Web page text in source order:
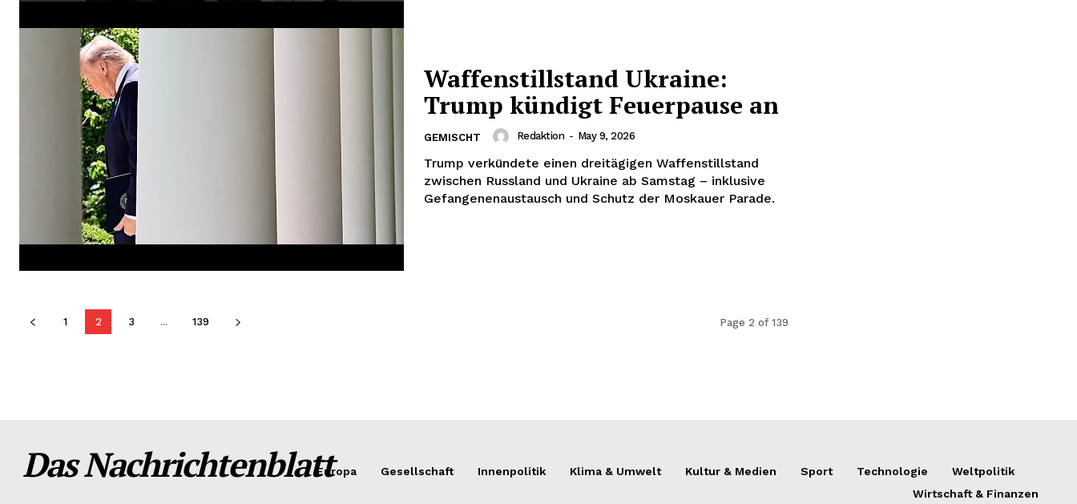
Waffenstillstand Ukraine:
Trump kündigt Feuerpause an
GEMISCHT Redaktion - May 9, 2026
Trump verkündete einen dreitägigen Waffenstillstand
zwischen Russland und Ukraine ab Samstag – inklusive
Gefangenenaustausch und Schutz der Moskauer Parade.
1 2 3 ... 139 Page 2 of 139
Das NachrichtenblattEuropa Gesellschaft Innenpolitik Klima & Umwelt Kultur & Medien Sport Technologie
Weltpolitik
Wirtschaft & Finanzen